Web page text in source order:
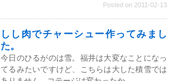
Posted on 2011-02-13
しし肉でチャーシュー作ってみまし
た。
今日のひるがのは雪。福井は大変なことになっ
てるみたいですけど、こちらは大した積雪では